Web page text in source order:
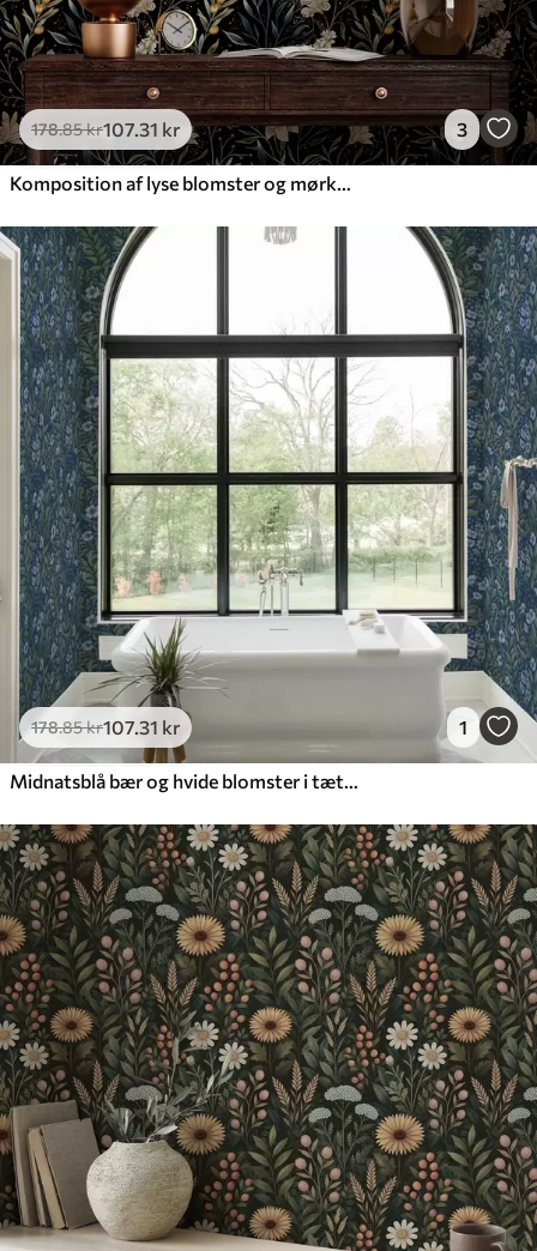
178.85kr107.31 kr 3
Komposition af lyse blomster og mørke blade på en mørk baggrund
178.85kr107.31 kr 1
Midnatsblå bær og hvide blomster i tæt løv